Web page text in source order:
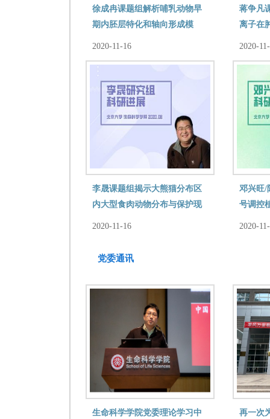
徐成冉课题组解析哺乳动物早
期内胚层特化和轴向形成模
2020-11-16
蒋争凡
离子在
2020-
李晟课题组揭示大熊猫分布区
内大型食肉动物分布与保护现
2020-11-16
邓兴旺/
号调控
2020-
党委通讯
生命科学学院党委理论学习中 再一次